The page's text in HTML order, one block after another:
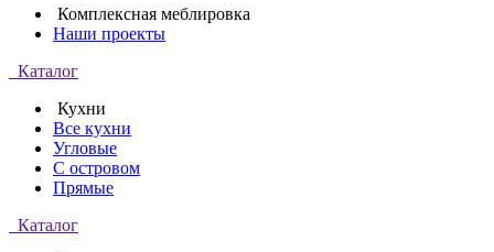
Комплексная меблировка
Наши проекты
Каталог
Кухни
Все кухни
Угловые
С островом
Прямые
Каталог